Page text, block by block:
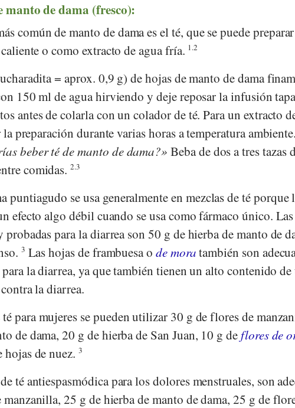
manto de dama (fresco):
común de manto de dama es el té, que se puede
o como extracto de agua fría. 1.2
= aprox. 0,9 g) de hojas de manto de dama
150 ml de agua hirviendo y deje reposar la infusión
antes de colarla con un colador de té. Para un extracto
preparación durante varias horas a temperatura ambiente.
beber té de manto de dama? Beba de dos a tres tazas
comidas.2.3
puntiagudo se usa generalmente en mezclas de té porque
efecto algo débil cuando se usa como fármaco único.
probadas para la diarrea son 50 g de hierba de manto de
3 Las hojas de frambuesa o de moratambién son
la diarrea, ya que también tienen un alto contenido
la diarrea.
para mujeres se pueden utilizar 30 g de flores de
de dama, 20 g de hierba de San Juan, 10 g deflores de
hojas de nuez. 3
té antiespasmódica para los dolores menstruales, son
25 g de hierba de manto de dama, 25 g de